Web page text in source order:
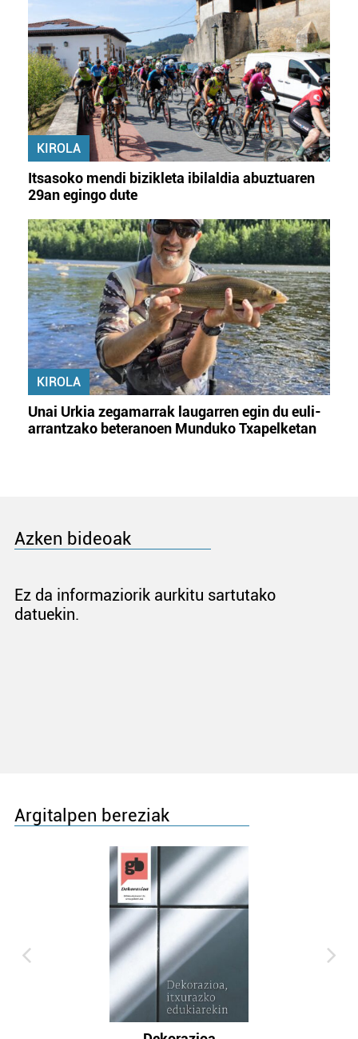
KIROLA
Itsasoko mendi bizikleta ibilaldia abuztuaren
29an egingo dute
KIROLA
Unai Urkia zegamarrak laugarren egin du euli-
arrantzako beteranoen Munduko Txapelketan
Azken bideoak
Ez da informaziorik aurkitu sartutako
datuekin.
Argitalpen bereziak